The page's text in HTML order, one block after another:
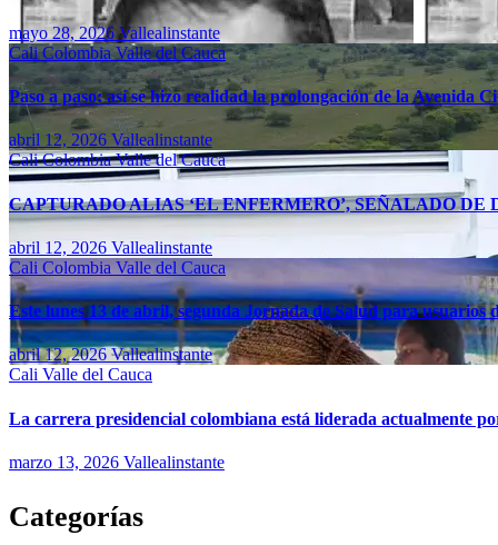
mayo 28, 2026Vallealinstante
CaliColombiaValle del Cauca
Paso a paso: así se hizo realidad la prolongación de la Avenida
abril 12, 2026 Vallealinstante
CaliColombiaValle del Cauca
CAPTURADO ALIAS ‘EL ENFERMERO’, SEÑALADO DE
abril 12, 2026 Vallealinstante
Cali Colombia Valle del Cauca
Este lunes 13 de abril, segunda Jornada de Salud para usuarios
abril 12, 2026 Vallealinstante
Cali Valle del Cauca
La carrera presidencial colombiana está liderada actualmente
marzo 13, 2026 Vallealinstante
Categorías